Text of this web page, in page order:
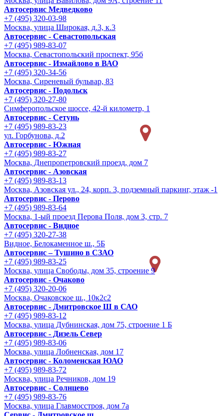
Автосервис Медведково
+7 (495) 320-03-98
Москва, улица Широкая, д.3, к.3
Автосервис - Cевастопольская
+7 (495) 989-83-07
Москва, Севастопольский проспект, 95б
Автосервис - Измайлово в ВАО
+7 (495) 320-34-56
Москва, Сиреневый бульвар, 83
Автосервис - Подольск
+7 (495) 320-27-80
Симферопольское шоссе, 42-й километр, 1
Автосервис - Сетунь
+7 (495) 989-83-23
ул. Горбунова, д.2
Автосервис - Южная
+7 (495) 989-83-27
Москва, Днепропетровский проезд, дом 7
Автосервис - Азовская
+7 (495) 989-83-13
Москва, Азовская ул., 24, корп. 3, подземный паркинг, этаж -1
Автосервис - Перово
+7 (495) 989-83-64
Москва, 1-ый проезд Перова Поля, дом 3, стр. 7
Автосервис - Видное
+7 (495) 320-27-38
Видное, Белокаменное ш., 5Б
Автосервис – Тушино в СЗАО
+7 (495) 989-83-25
Москва, улица Свободы, дом 35, строение 9
Автосервис - Очаково
+7 (495) 320-20-06
Москва, Очаковское ш., 10к2с2
Автосервис - Дмитровское Ш в САО
+7 (495) 989-83-12
Москва, улица Дубнинская, дом 75, строение 1 Б
Автосервис - Дизель Север
+7 (495) 989-83-06
Москва, улица Лобненская, дом 17
Автосервис - Коломенская ЮАО
+7 (495) 989-83-72
Москва, улица Речников, дом 19
Автосервис - Солнцево
+7 (495) 989-83-76
Москва, улица Главмосстроя, дом 7а